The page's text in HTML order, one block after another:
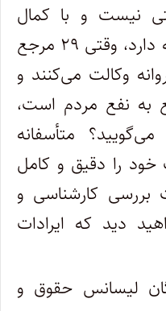
نیست و با کمال
احترام، ظاهری عوام فریبانه دارد، وقتی ۲۹ مرجع
وکالت می‌کنند و
به نفع مردم است،
متأسفانه
خود را دقیق و کامل
کارشناسی و
دید که ایرادات
لیسانس حقوق و